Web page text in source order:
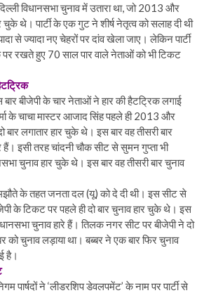
विधानसभा चुनाव में उतारा था, जो 2013 और
थे। पार्टी के एक गुट ने शीर्ष नेतृत्व को सलाह दी थी
से ज्यादा नए चेहरों पर दांव खेला जाए। लेकिन पार्टी
पर रखते हुए 70 साल पार वाले नेताओं को भी टिकट
बार बीजेपी के चार नेताओं ने हार की हैटट्रिक लगाई
के चाचा मास्टर आजाद सिंह पहले ही 2013 और
लगातार हार चुके थे। इस बार वह तीसरी बार
हैं। इसी तरह चांदनी चौक सीट से सुमन गुप्ता भी
चुनाव हार चुके थे। इस बार वह तीसरी बार चुनाव
के तहत जनता दल (यू) को दे दी थी। इस सीट से
के टिकट पर पहले ही दो बार चुनाव हार चुके थे। इस
चुनाव हारे हैं। तिलक नगर सीट पर बीजेपी ने दो
को चुनाव लड़ाया था। बब्बर ने एक बार फिर चुनाव
है।
पार्षदों ने ‘लीडरशिप डेवलपमेंट’ के नाम पर पार्टी से